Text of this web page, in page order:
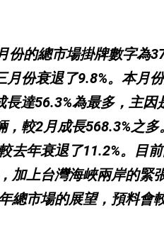
份的總市場掛牌數字為
月份衰退了9.8%。本月
長達56.3%為最多，主
，較2月成長568.3%之
去年衰退了11.2%。目
加上台灣海峽兩岸的緊
總市場的展望，預料會